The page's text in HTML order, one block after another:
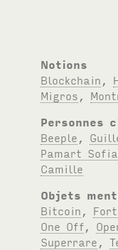
Notions
Blockchain ,
Migros ,
Personnes
Beeple ,
Pamart
Camille
Objets
Bitcoin ,
One Off,
Superrare ,